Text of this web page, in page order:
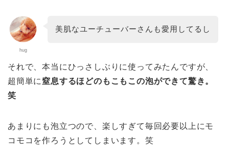
hug
美肌なユーチューバーさんも愛用してるし
それで、本当にひっさしぶりに使ってみたんですが、
超簡単に 窒息するほどのもこもこの泡ができて驚き。
笑
あまりにも泡立つので、楽しすぎて毎回必要以上にモ
コモコを作ろうとしてしまいます。笑